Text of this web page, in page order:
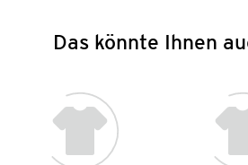
Das könnte Ihnen